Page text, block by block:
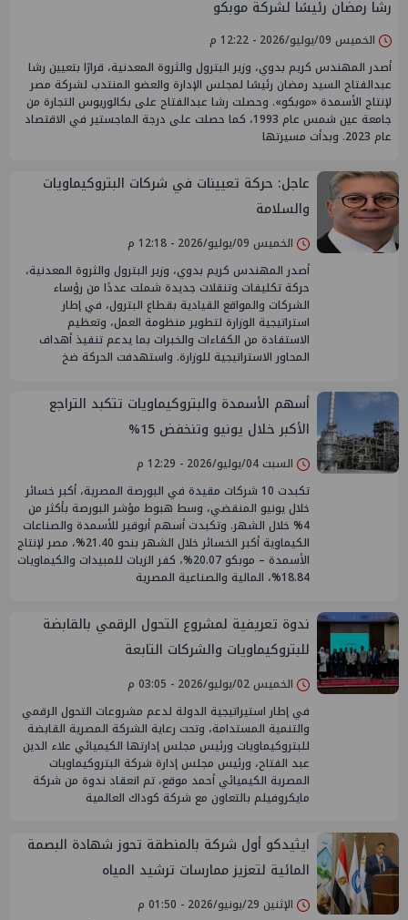
رشا رمضان رئيسًا لشركة موبكو
الخميس 09/يوليو/2026 - 12:22 م
أصدر المهندس كريم بدوي، وزير البترول والثروة المعدنية، قرارًا بتعيين رشا
عبدالفتاح السيد رمضان رئيسًا لمجلس الإدارة والعضو المنتدب لشركة مصر
لإنتاج الأسمدة «موبكو». وحصلت رشا عبدالفتاح على بكالوريوس التجارة من
جامعة عين شمس عام 1993، كما حصلت على درجة الماجستير في الاقتصاد
عام 2023. وبدأت مسيرتها
عاجل: حركة تعيينات في شركات البتروكيماويات
والسلامة
الخميس 09/يوليو/2026 - 12:18 م
أصدر المهندس كريم بدوي، وزير البترول والثروة المعدنية،
حركة تكليفات وتنقلات جديدة شملت عددًا من رؤساء
الشركات والمواقع القيادية بقطاع البترول، في إطار
استراتيجية الوزارة لتطوير منظومة العمل، وتعظيم
الاستفادة من الكفاءات والخبرات بما يدعم تنفيذ أهداف
المحاور الاستراتيجية للوزارة. واستهدفت الحركة ضخ
أسهم الأسمدة والبتروكيماويات تتكبد التراجع
الأكبر خلال يونيو وتنخفض 15%
السبت 04/يوليو/2026 - 12:29 م
تكبدت 10 شركات مقيدة في البورصة المصرية، أكبر خسائر
خلال يونيو المنقضي، وسط هبوط مؤشر البورصة بأكثر من
4% خلال الشهر. وتكبدت أسهم أبوقير للأسمدة والصناعات
الكيماوية أكبر الخسائر خلال الشهر بنحو 21.40%، مصر لإنتاج
الأسمدة – موبكو 20.07%، كفر الزيات للمبيدات والكيماويات
18.84%، المالية والصناعية المصرية
ندوة تعريفية لمشروع التحول الرقمي بالقابضة
للبتروكيماويات والشركات التابعة
الخميس 02/يوليو/2026 - 03:05 م
في إطار استيراتيجية الدولة لدعم مشروعات التحول الرقمي
والتنمية المستدامة، وتحت رعاية الشركة المصرية القابضة
للبتروكيماويات ورئيس مجلس إدارتها الكيميائي علاء الدين
عبد الفتاح، ورئيس مجلس إدارة شركة البتروكيماويات
المصرية الكيميائي أحمد موقع، تم انعقاد ندوة من شركة
مايكروفيلم بالتعاون مع شركة كوداك العالمية
ايثيدكو أول شركة بالمنطقة تحوز شهادة البصمة
المائية لتعزيز ممارسات ترشيد المياه
الإثنين 29/يونيو/2026 - 01:50 م